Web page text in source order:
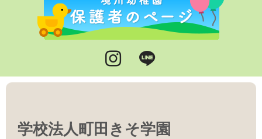
Instagram
学校法人町田きそ学園